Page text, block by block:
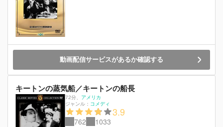
動画配信サービスがあるか確認する
キートンの蒸気船／キートンの船長
72分
アメリカ
ジャンル： コメディ
3.9
762 1033